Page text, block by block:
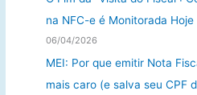
na NFC-e é Monitorada Hoje
06/04/2026
MEI: Por que emitir Nota
mais caro (e salva seu CPF